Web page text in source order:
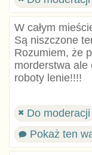
W całym
Są niszczone
Rozumiem, że
morderstwa ale
roboty lenie!!!!
Do moderacji
Pokaż ten